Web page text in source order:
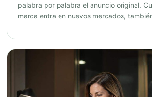
palabra por palabra el anuncio original.
marca entra en nuevos mercados,